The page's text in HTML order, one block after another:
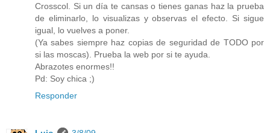
Crosscol. Si un día te cansas o tienes ganas haz la prueba
de eliminarlo, lo visualizas y observas el efecto. Si sigue
igual, lo vuelves a poner.
(Ya sabes siempre haz copias de seguridad de TODO por
si las moscas). Prueba la web por si te ayuda.
Abrazotes enormes!!
Pd: Soy chica ;)
Responder